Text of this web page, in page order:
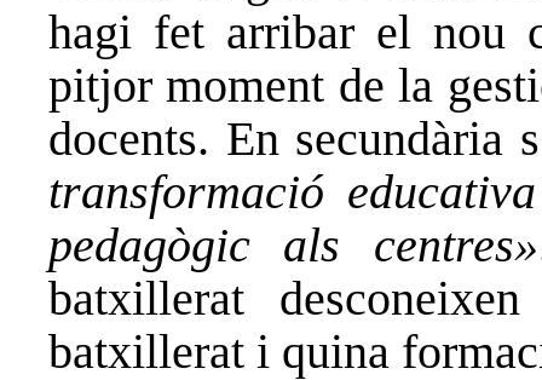
hagi fet arribar el nou
pitjor moment de la
docents. En secundària
transformació
pedagògic als centres»
batxillerat
batxillerat i quina